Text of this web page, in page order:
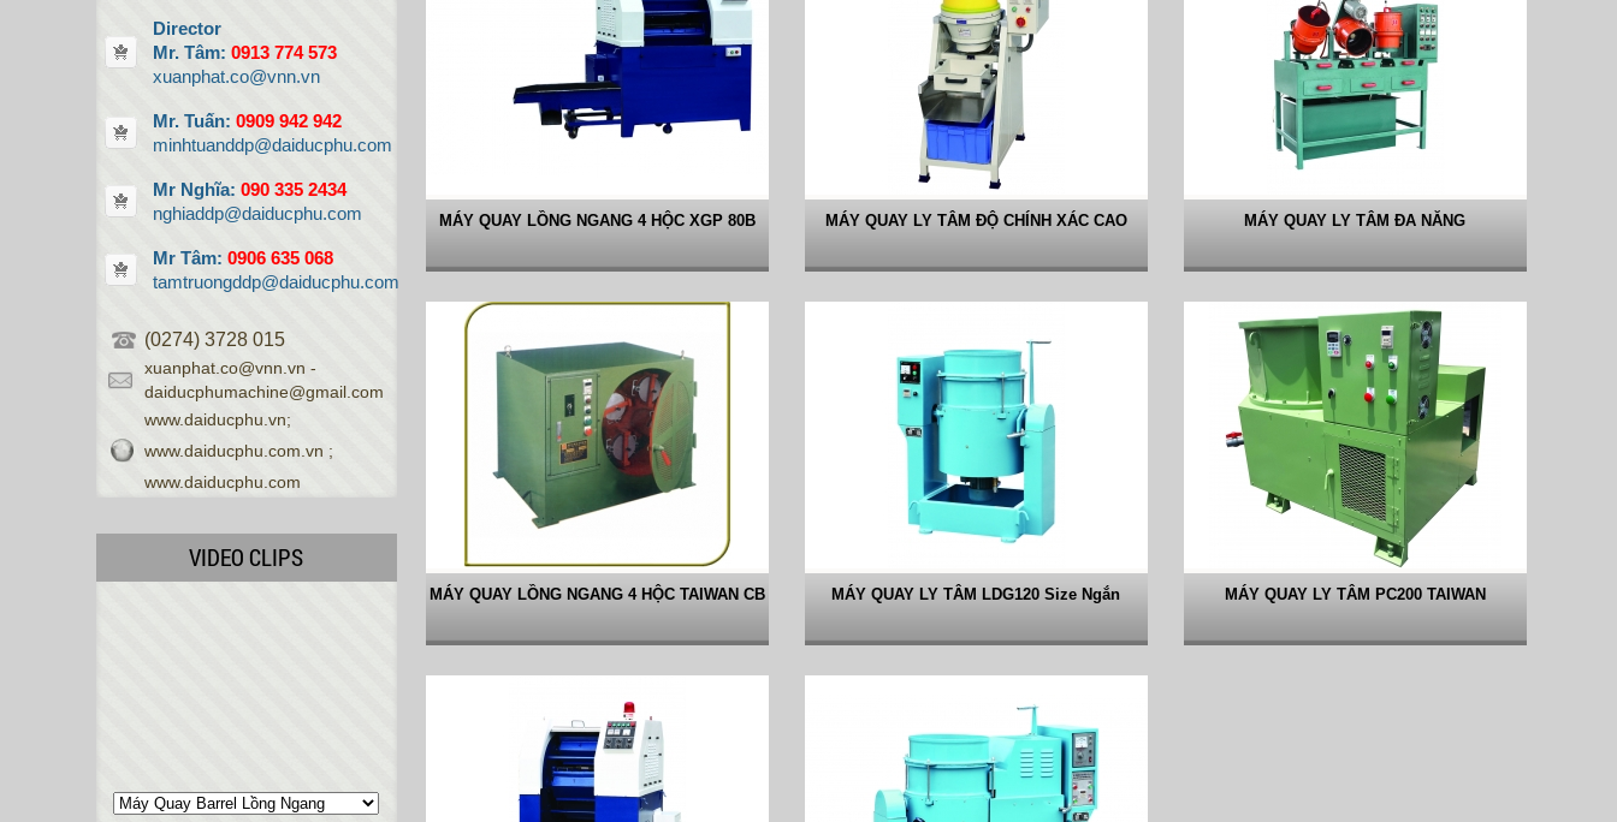
Director
Mr. Tâm: 0913 774 573
xuanphat.co@vnn.vn
Mr. Tuấn: 0909 942 942
minhtuanddp@daiducphu.com
Mr Nghĩa: 090 335 2434
nghiaddp@daiducphu.com
Mr Tâm: 0906 635 068
tamtruongddp@daiducphu.com
(0274) 3728 015
xuanphat.co@vnn.vn -
daiducphumachine@gmail.com
www.daiducphu.vn;
www.daiducphu.com.vn ;
www.daiducphu.com
VIDEO CLIPS
MÁY QUAY LỒNG NGANG 4 HỘC XGP 80B MÁY QUAY LY TÂM ĐỘ CHÍNH XÁC CAO MÁY QUAY LY TÂM ĐA NĂNG
MÁY QUAY LỒNG NGANG 4 HỘC TAIWAN CB MÁY QUAY LY TÂM LDG120 Size Ngắn MÁY QUAY LY TÂM PC200 TAIWAN